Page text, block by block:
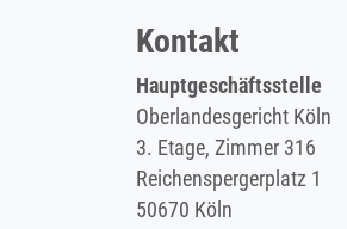
Kontakt
Hauptgeschäftsstelle
Oberlandesgericht Köln
3. Etage, Zimmer 316
Reichenspergerplatz 1
50670 Köln